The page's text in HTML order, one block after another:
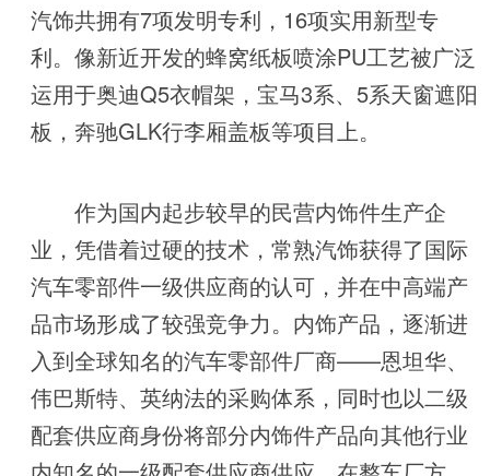
汽饰共拥有7项发明专利，16项实用新型专
利。像新近开发的蜂窝纸板喷涂PU工艺被广泛
运用于奥迪Q5衣帽架，宝马3系、5系天窗遮阳
板，奔驰GLK行李厢盖板等项目上。
作为国内起步较早的民营内饰件生产企
业，凭借着过硬的技术，常熟汽饰获得了国际
汽车零部件一级供应商的认可，并在中高端产
品市场形成了较强竞争力。内饰产品，逐渐进
入到全球知名的汽车零部件厂商——恩坦华、
伟巴斯特、英纳法的采购体系，同时也以二级
配套供应商身份将部分内饰件产品向其他行业